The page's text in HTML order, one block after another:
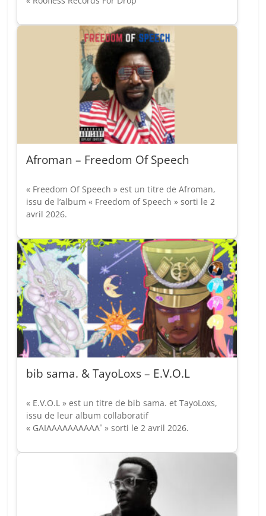
Afroman – Freedom Of Speech
« Freedom Of Speech » est un titre de Afroman,
issu de l’album « Freedom of Speech » sorti le 2
avril 2026.
bib sama. & TayoLoxs – E.V.O.L
« E.V.O.L » est un titre de bib sama. et TayoLoxs,
issu de leur album collaboratif
« GAIAAAAAAAAAA˚ » sorti le 2 avril 2026.